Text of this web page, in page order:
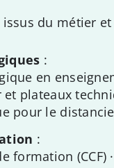
du métier
:
en
plateaux
pour le
:
formation (CCF)